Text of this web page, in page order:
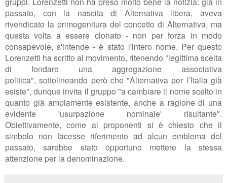
passato, con la nascita di Alternativa libera, aveva
rivendicato la primogenitura del concetto di Alternativa, ma
questa volta a essere clonato - non per forza in modo
consapevole, s'intende - è stato l'intero nome. Per questo
Lorenzetti ha scritto al movimento, ritenendo "legittima scelta
di fondare una aggregazione associativa
politica", sottolineando però che "Alternativa per l’Italia già
esiste", dunque invita il gruppo "a cambiare il nome scelto in
quanto già ampiamente esistente, anche a ragione di una
evidente 'usurpazione nominale' risultante".
Obiettivamente,come ai proponenti si è chiesto che il
simbolo non facesse riferimento ad alcun emblema del
passato, sarebbe stato opportuno mettere la stessa
attenzione per la denominazione.